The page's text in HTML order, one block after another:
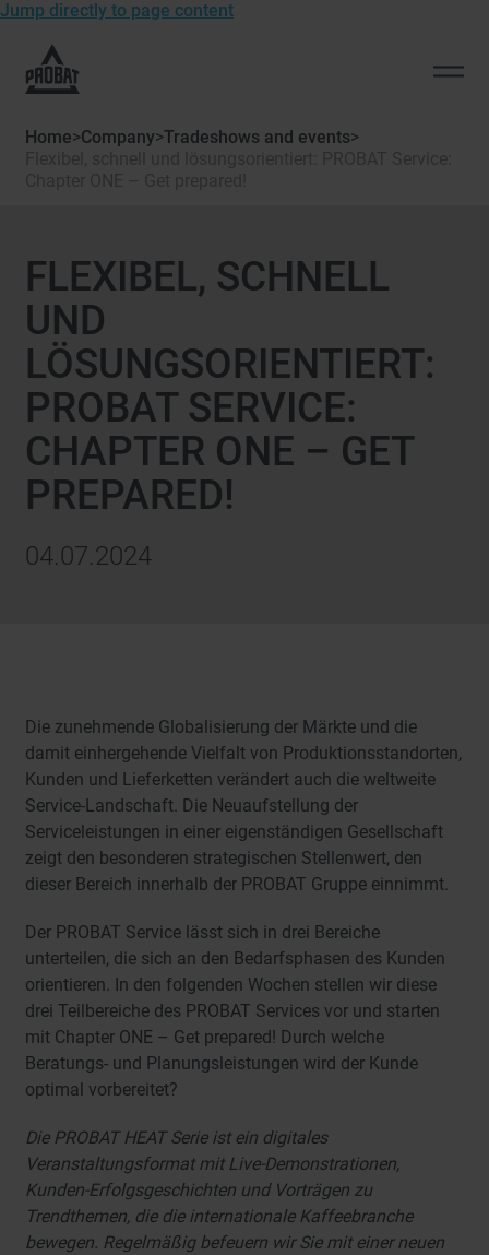
Jump directly to page content
homepage
Probat
Home>Company>Tradeshows and events>
FLEXIBEL, SCHNELL
UND
LÖSUNGSORIENTIERT:
PROBAT SERVICE:
CHAPTER ONE – GET
PREPARED!
04.07.2024
Die zunehmende Globalisierung der Märkte und die
damit einhergehende Vielfalt von Produktionsstandorten,
Kunden und Lieferketten verändert auch die weltweite
Service-Landschaft. Die Neuaufstellung der
Serviceleistungen in einer eigenständigen Gesellschaft
zeigt den besonderen strategischen Stellenwert, den
dieser Bereich innerhalb der PROBAT Gruppe einnimmt.
Der PROBAT Service lässt sich in drei Bereiche
unterteilen, die sich an den Bedarfsphasen des Kunden
orientieren. In den folgenden Wochen stellen wir diese
drei Teilbereiche des PROBAT Services vor und starten
mit Chapter ONE – Get prepared! Durch welche
Beratungs- und Planungsleistungen wird der Kunde
optimal vorbereitet?
Die PROBAT HEAT Serie ist ein digitales
Veranstaltungsformat mit Live-Demonstrationen,
Kunden-Erfolgsgeschichten und Vorträgen zu
Trendthemen, die die internationale Kaffeebranche
bewegen. Regelmäßig befeuern wir Sie mit einer neuen